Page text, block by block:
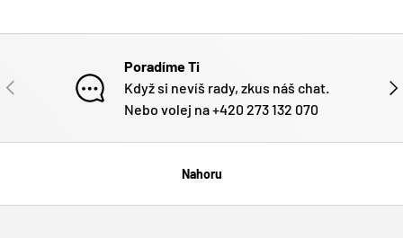
PŘEDCHOZÍ
Poradíme Ti
Když si nevíš rady, zkus náš chat.
Nebo volej na +420 273 132 070
Nahoru